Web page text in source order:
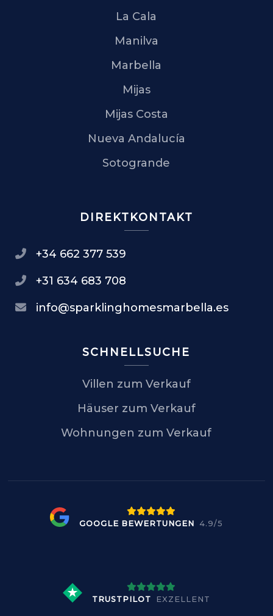
La Cala
Manilva
Marbella
Mijas
Mijas Costa
Nueva Andalucía
Sotogrande
DIREKTKONTAKT
+34 662 377 539
+31 634 683 708
info@sparklinghomesmarbella.es
SCHNELLSUCHE
Villen zum Verkauf
Häuser zum Verkauf
Wohnungen zum Verkauf
GOOGLE BEWERTUNGEN 4.9/5
TRUSTPILOT EXZELLENT